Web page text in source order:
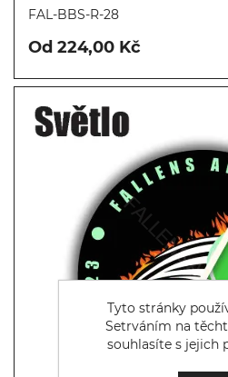
FAL-BBS-R-28
Od 224,00 Kč
Tyto stránky
Setrváním na
souhlasíte s jejich